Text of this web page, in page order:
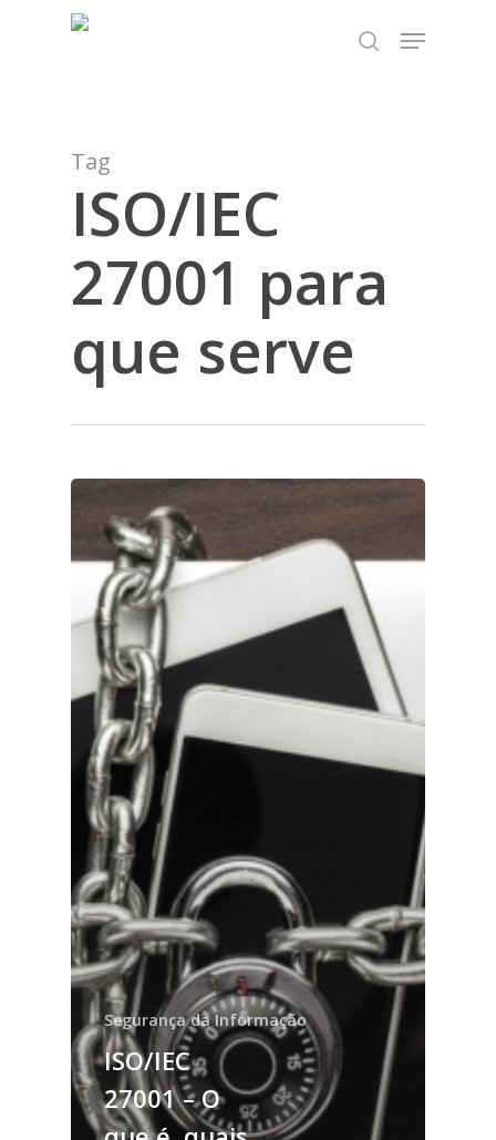
TEST89838
search
Menu
Tag
ISO/IEC
27001 para
que serve
Segurança da Informação
ISO/IEC
27001 – O